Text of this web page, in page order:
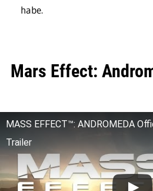
habe.
Mars Effect:
MASS EFFECT™: ANDROMEDA
Trailer